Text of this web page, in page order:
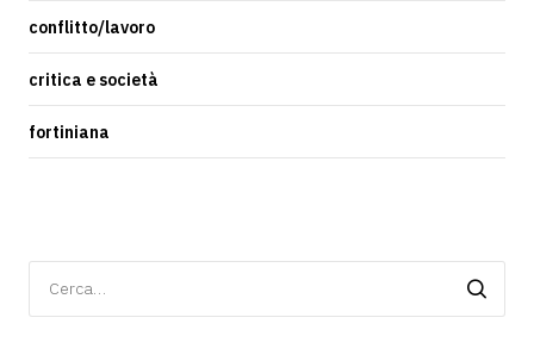
conflitto/lavoro
critica e società
fortiniana
per: